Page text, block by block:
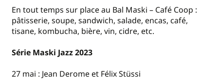
En tout temps sur place au Bal Maski – Café Coop :
pâtisserie, soupe, sandwich, salade, encas, café,
tisane, kombucha, bière, vin, cidre, etc.
Série Maski Jazz 2023
27 mai : Jean Derome et Félix Stüssi